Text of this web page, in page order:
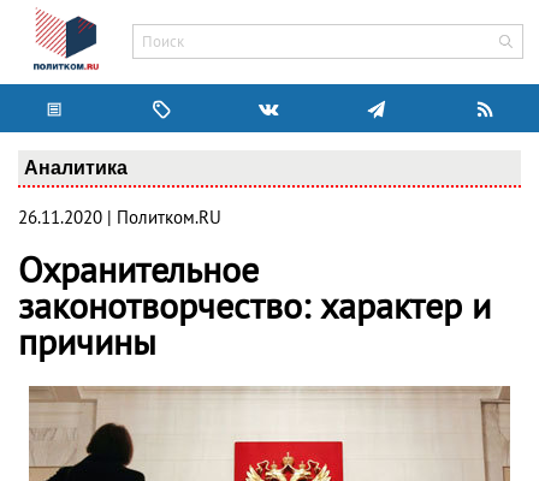
Аналитика
26.11.2020 | Политком.RU
Охранительное
законотворчество: характер и
причины